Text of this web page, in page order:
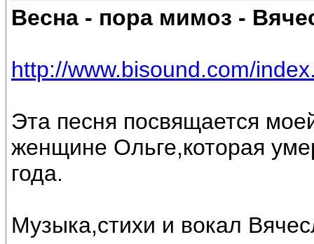
Весна - пора мимоз -
http://www.bisound.com/
Эта песня посвящается
женщине Ольге,которая
года.
Музыка,стихи и вокал